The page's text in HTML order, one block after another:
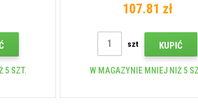
5 SZT.
107.81 zł
szt KUPIĆ
W MAGAZYNIE MNIEJ NIŻ 5